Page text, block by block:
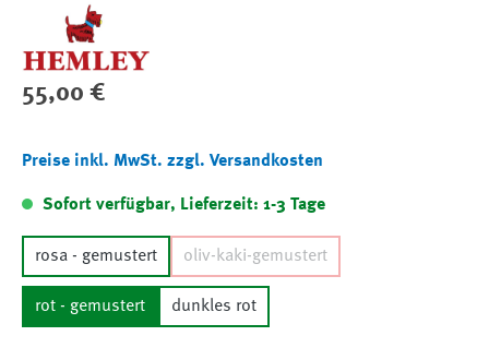
Regulärer Preis:
55,00 €
Preise inkl. MwSt. zzgl. Versandkosten
Sofort verfügbar, Lieferzeit: 1-3 Tage
rosa - gemustert oliv-kaki-gemustert
rot - gemustert dunkles rot